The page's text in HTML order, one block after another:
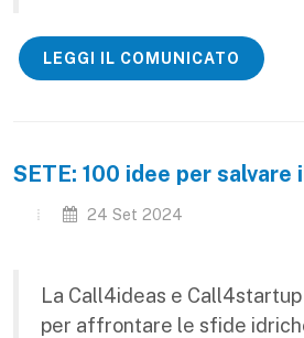
LEGGI IL COMUNICATO
SETE: 100 idee per salvare
24 Set 2024
La Call4ideas e
per affrontare le sfide